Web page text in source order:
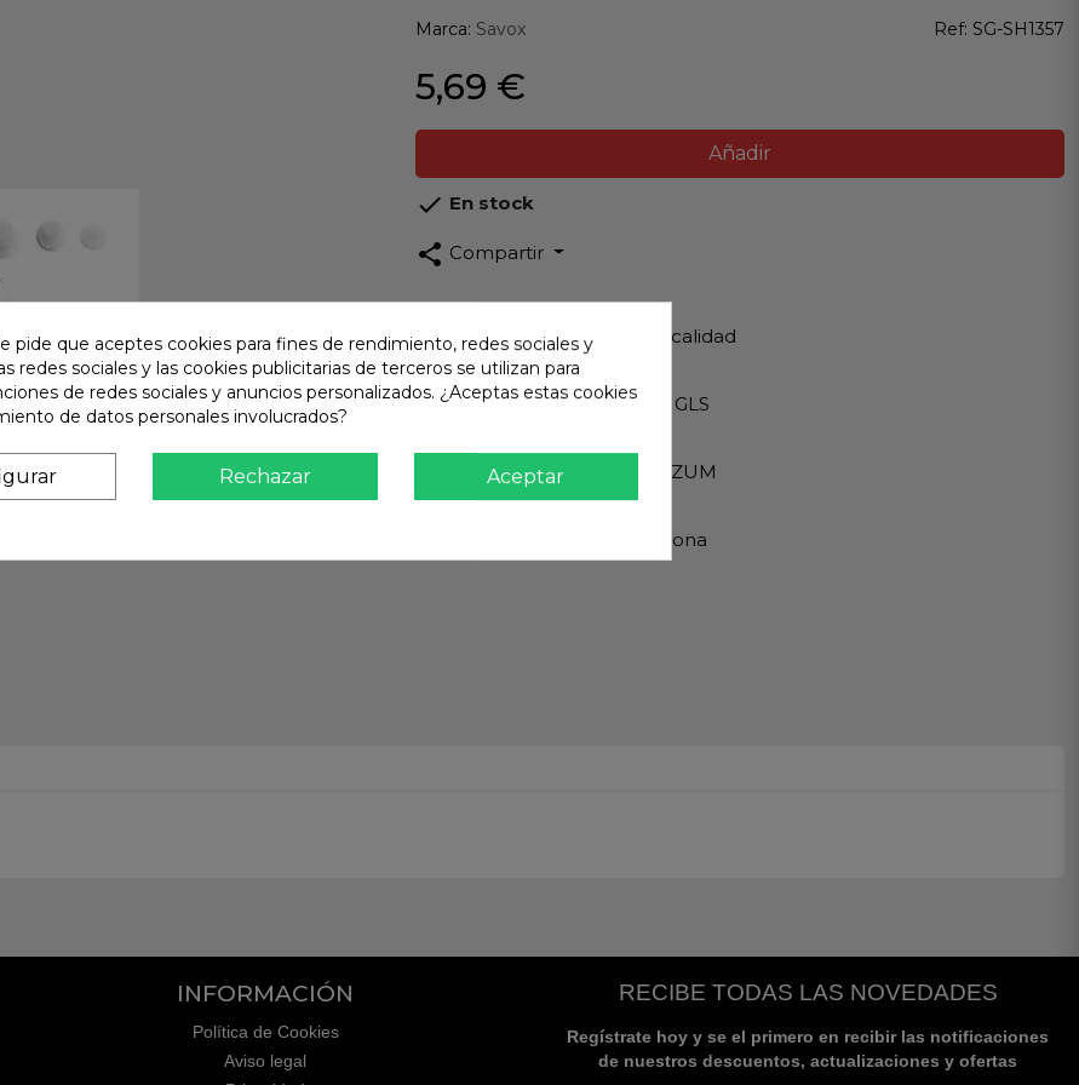
Marca: Savox Ref: SG-SH1357
5,69 €
Añadir
 En stock
share Compartir
Productos de Máxima calidad
Envío Rápido
Envios Internacionales GLS
Pago Seguro
TARJETA - PAYPAL - BIZUM
Te atendemos en persona
INFORMACIÓN
Política de Cookies
Aviso legal
RECIBE TODAS LAS NOVEDADES
Regístrate hoy y se el primero en recibir las notificaciones
de nuestros descuentos, actualizaciones y ofertas
pide que aceptes cookies para fines de rendimiento, redes sociales y
redes sociales y las cookies publicitarias de terceros se utilizan para
de redes sociales y anuncios personalizados. ¿Aceptas estas cookies
de datos personales involucrados?
Rechazar Aceptar